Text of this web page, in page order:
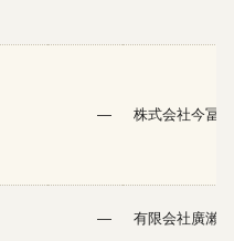
— 株式会社今冨
— 有限会社廣瀨